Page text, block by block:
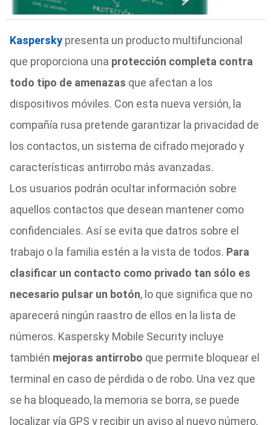
Kasperskypresenta un producto multifuncional
que proporciona una protección completa contra
todo tipo de amenazas que afectan a los
dispositivos móviles. Con esta nueva versión, la
compañía rusa pretende garantizar la privacidad de
los contactos, un sistema de cifrado mejorado y
características antirrobo más avanzadas.
Los usuarios podrán ocultar información sobre
aquellos contactos que desean mantener como
confidenciales. Así se evita que datros sobre el
trabajo o la familia estén a la vista de todos. Para
clasificar un contacto como privado tan sólo es
necesario pulsar un botón, lo que significa que no
aparecerá ningún raastro de ellos en la lista de
números. Kaspersky Mobile Security incluye
también mejoras antirrobo que permite bloquear el
terminal en caso de pérdida o de robo. Una vez que
se ha bloqueado, la memoria se borra, se puede
localizar vía GPS y recibir un aviso al nuevo número,